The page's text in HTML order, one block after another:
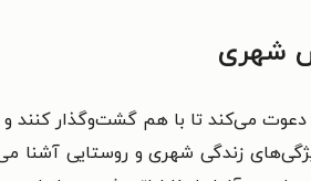
شهری
می‌کند تا با هم گشت‌وگذار کنند و
ویژگی‌های زندگی شهری و روستایی